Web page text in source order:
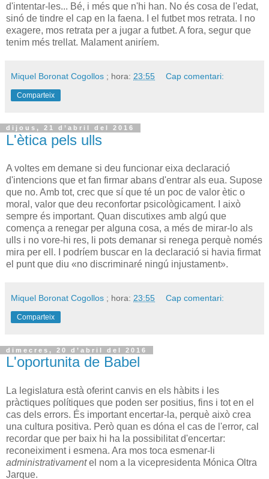
d'intentar-les... Bé, i més que n'hi han. No és cosa de l'edat,
sinó de tindre el cap en la faena. I el futbet mos retrata. I no
exagere, mos retrata per a jugar a futbet. A fora, segur que
tenim més trellat. Malament aniríem.
Miquel Boronat Cogollos ; hora: 23:55 Cap comentari:
Comparteix
dijous, 21 d’abril del 2016
L'ètica pels ulls
A voltes em demane si deu funcionar eixa declaració
d'intencions que et fan firmar abans d'entrar als eua. Supose
que no. Amb tot, crec que sí que té un poc de valor ètic o
moral, valor que deu reconfortar psicològicament. I això
sempre és important. Quan discutixes amb algú que
comença a renegar per alguna cosa, a més de mirar-lo als
ulls i no vore-hi res, li pots demanar si renega perquè només
mira per ell. I podríem buscar en la declaració si havia firmat
el punt que diu «no discriminaré ningú injustament».
Miquel Boronat Cogollos ; hora: 23:55 Cap comentari:
Comparteix
dimecres, 20 d’abril del 2016
L'oportunita de Babel
La legislatura està oferint canvis en els hàbits i les
pràctiques polítiques que poden ser positius, fins i tot en el
cas dels errors. És important encertar-la, perquè això crea
una cultura positiva. Però quan es dóna el cas de l'error, cal
recordar que per baix hi ha la possibilitat d'encertar:
reconeiximent i esmena. Ara mos toca esmenar-li
administrativamentel nom a la vicepresidenta Mónica Oltra
Jarque.